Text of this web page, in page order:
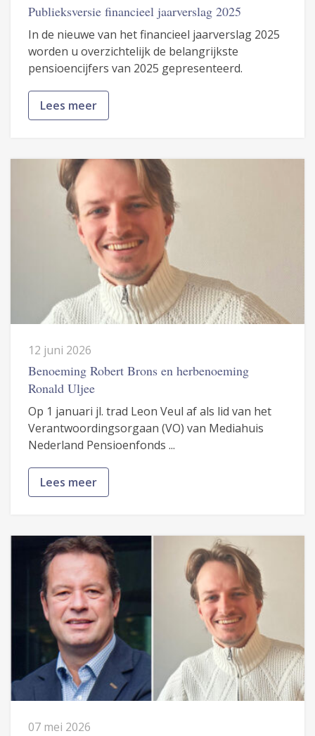
Publieksversie financieel jaarverslag 2025
In de nieuwe van het financieel jaarverslag 2025
worden u overzichtelijk de belangrijkste
pensioencijfers van 2025 gepresenteerd.
Lees meer
12 juni 2026
Benoeming Robert Brons en herbenoeming
Ronald Uljee
Op 1 januari jl. trad Leon Veul af als lid van het
Verantwoordingsorgaan (VO) van Mediahuis
Nederland Pensioenfonds ...
Lees meer
07 mei 2026